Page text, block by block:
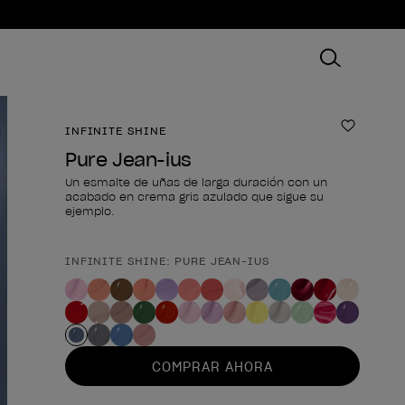
INFINITE SHINE Añadir
Pure Jean-ius
Un esmalte de uñas de larga duración con un
acabado en crema gris azulado que sigue su
ejemplo.
Forma del producto
INFINITE SHINE: PURE JEAN-IUS
COMPRAR AHORA